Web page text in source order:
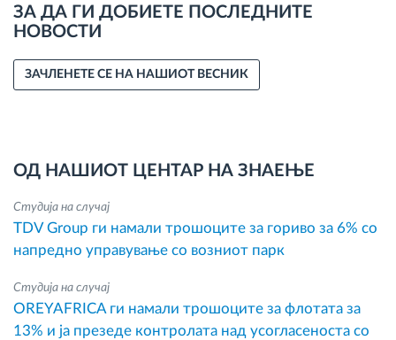
ЗА ДА ГИ ДОБИЕТЕ ПОСЛЕДНИТЕ
НОВОСТИ
ЗАЧЛЕНЕТЕ СЕ НА НАШИОТ ВЕСНИК
ОД НАШИОТ ЦЕНТАР НА ЗНАЕЊЕ
Студија на случај
TDV Group ги намали трошоците за гориво за 6% со
напредно управување со возниот парк
Студија на случај
OREYAFRICA ги намали трошоците за флотата за
13% и ја презеде контролата над усогласеноста со